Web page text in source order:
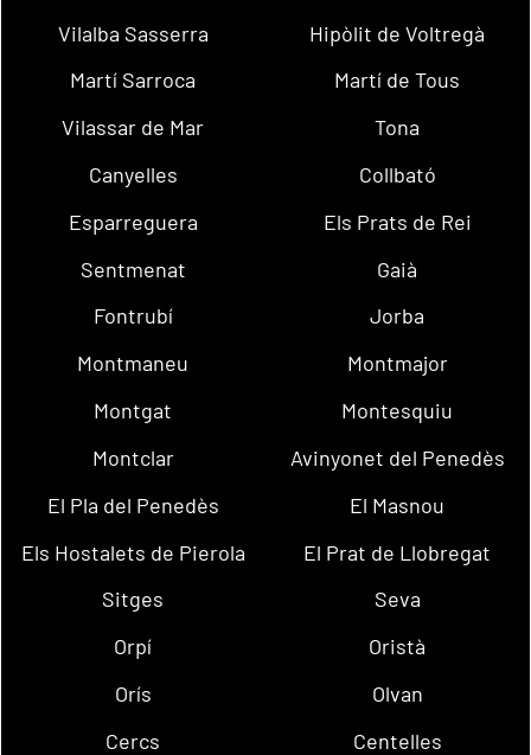
Vilalba Sasserra
Hipòlit de Voltregà
Martí Sarroca
Martí de Tous
Vilassar de Mar
Tona
Canyelles
Collbató
Esparreguera
Els Prats de Rei
Sentmenat
Gaià
Fontrubí
Jorba
Montmaneu
Montmajor
Montgat
Montesquiu
Montclar
Avinyonet del Penedès
El Pla del Penedès
El Masnou
Els Hostalets de Pierola
El Prat de Llobregat
Sitges
Seva
Orpí
Oristà
Orís
Olvan
Cercs
Centelles